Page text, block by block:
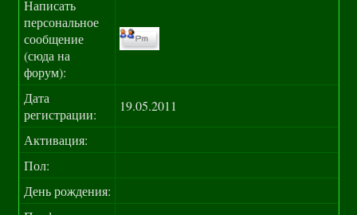
Написать
персональное
сообщение
(сюда на
форум):
Дата
регистрации:
19.05.2011
Активация:
Пол:
День рождения: